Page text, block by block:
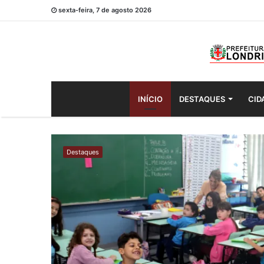
sexta-feira, 7 de agosto 2026
INÍCIO DESTAQUES
mantém
Ideb
e
registra
avanços
em
Destaques